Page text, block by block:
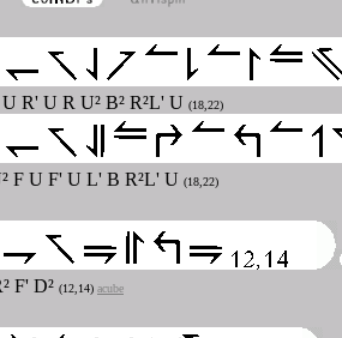
R' U R U² B² R²L' U (18,22)
F U F' U L' B R²L' U (18,22)
F' D² (12,14) acube